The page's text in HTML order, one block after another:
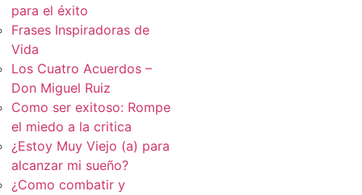
para el éxito
Frases Inspiradoras de
Vida
Los Cuatro Acuerdos –
Don Miguel Ruiz
Como ser exitoso: Rompe
el miedo a la critica
¿Estoy Muy Viejo (a) para
alcanzar mi sueño?
¿Como combatir y